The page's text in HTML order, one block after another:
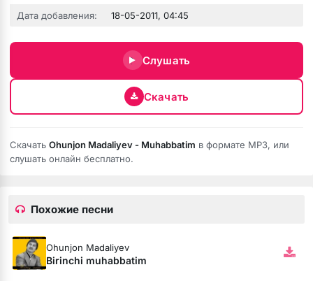
Дата добавления:
18-05-2011, 04:45
Слушать
Скачать
Скачать Ohunjon Madaliyev - Muhabbatim в формате MP3, или
слушать онлайн бесплатно.
Похожие песни
Ohunjon Madaliyev
Birinchi muhabbatim